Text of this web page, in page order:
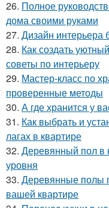
26. Полное
дома своими руками
27. Дизайн интерьера
28. Как создать
советы по интерьеру
29. Мастер-класс по
проверенные методы
30. А где хранится у
31. Как выбрать и
лагах в квартире
32. Деревянный пол в
уровня
33. Деревянные полы
вашей квартире